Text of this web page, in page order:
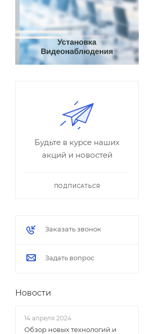
Будьте в курсе наших
акций и новостей
ПОДПИСАТЬСЯ
Заказать звонок
Задать вопрос
Новости
14 апреля 2024
Обзор новых технологий и